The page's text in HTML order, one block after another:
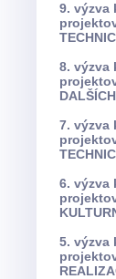
9. výzva k předkládání
8. výzva k předkládání
7. výzva k předkládání
6. výzva k předkládání
5. výzva k předkládání